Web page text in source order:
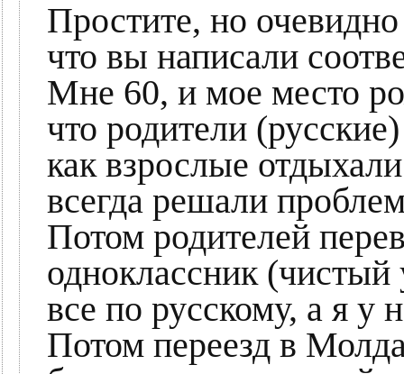
Простите, но
что вы написали
Мне 60, и мое место
что родители
как взрослые
всегда решали
Потом родителей
одноклассник
все по русскому, а я у
Потом переезд в